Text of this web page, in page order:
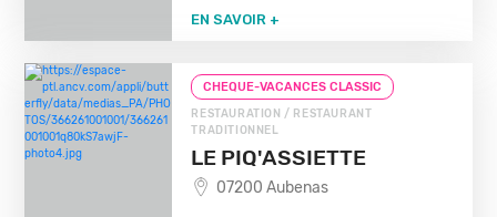
EN SAVOIR +
CHEQUE-VACANCES CLASSIC
RESTAURATION / RESTAURANT
TRADITIONNEL
LE PIQ'ASSIETTE
07200 Aubenas